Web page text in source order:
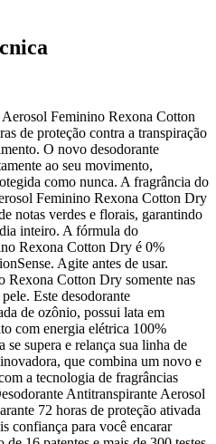
Feminino Rexona Cotton
de proteção contra a transpiração
O novo desodorante
ao seu movimento,
como nunca. A fragrância do
Feminino Rexona Cotton Dry
notas verdes e florais, garantindo
inteiro. A fórmula do
Rexona Cotton Dry é 0%
Agite antes de usar.
Rexona Cotton Dry somente nas
Este desodorante
de ozônio, possui lata em
com energia elétrica 100%
supera e relança sua linha de
que combina um novo e
a tecnologia de fragrâncias
Antitranspirante Aerosol
72 horas de proteção ativada
confiança para você encarar